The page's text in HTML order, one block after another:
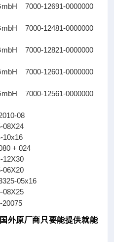
7000-12691-0000000
7000-12481-0000000
7000-12821-0000000
7000-12601-0000000
7000-12561-0000000
08
08X24
10x16
+ 024
12X30
06X20
05x16
08X25
20075
外原厂商只要能提供就能